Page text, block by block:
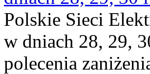
Polskie Sieci
w dniach 28, 29,
polecenia